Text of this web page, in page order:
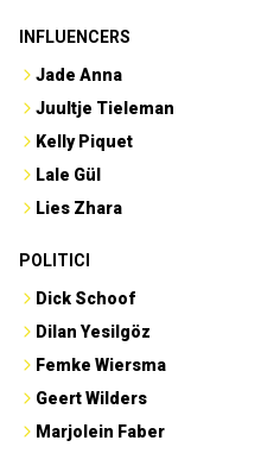
INFLUENCERS
Jade Anna
Juultje Tieleman
Kelly Piquet
Lale Gül
Lies Zhara
POLITICI
Dick Schoof
Dilan Yesilgöz
Femke Wiersma
Geert Wilders
Marjolein Faber